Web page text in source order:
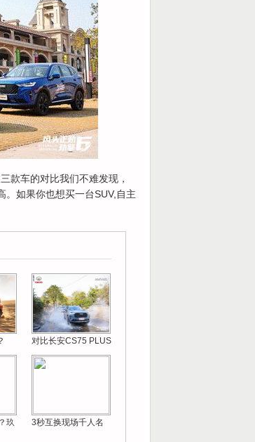
款车的对比我们不难发现，
如果你也想买一台SUV,自主
对比长安CS75 PLUS
玖 3秒互换现场千人名